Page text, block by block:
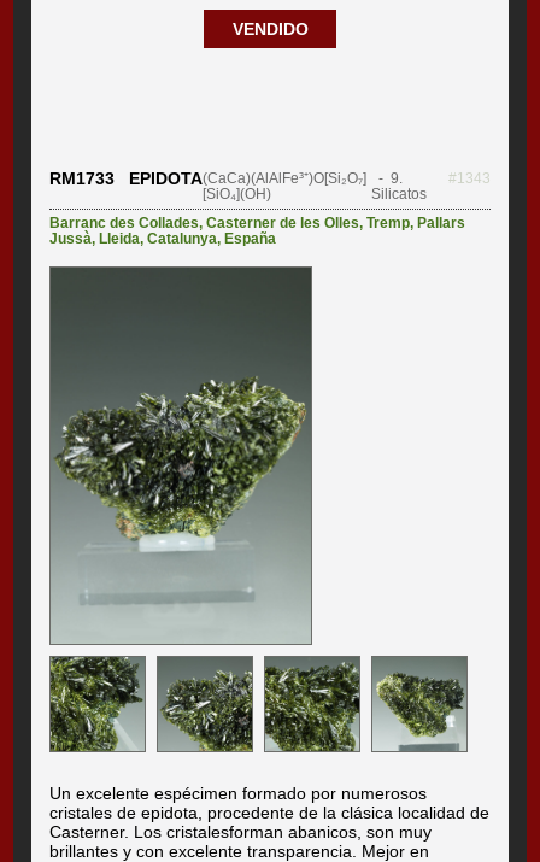
VENDIDO
RM1733 EPIDOTA(CaCa)(AlAlFe³⁺)O[Si₂O₇]
[SiO₄](OH)
- 9.
Silicatos
#1343
Barranc des Collades,Casterner de les Olles,Tremp, Pallars
Jussà, Lleida,Catalunya, España
Un excelente espécimen formado por numerosos
cristales de epidota, procedente de la clásica localidad de
Casterner. Los cristalesforman abanicos, son muy
brillantes y con excelente transparencia. Mejor en